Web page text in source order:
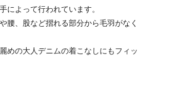
によって行われています。
腰、股など摺れる部分から毛羽がなく
めの大人デニムの着こなしにもフィッ